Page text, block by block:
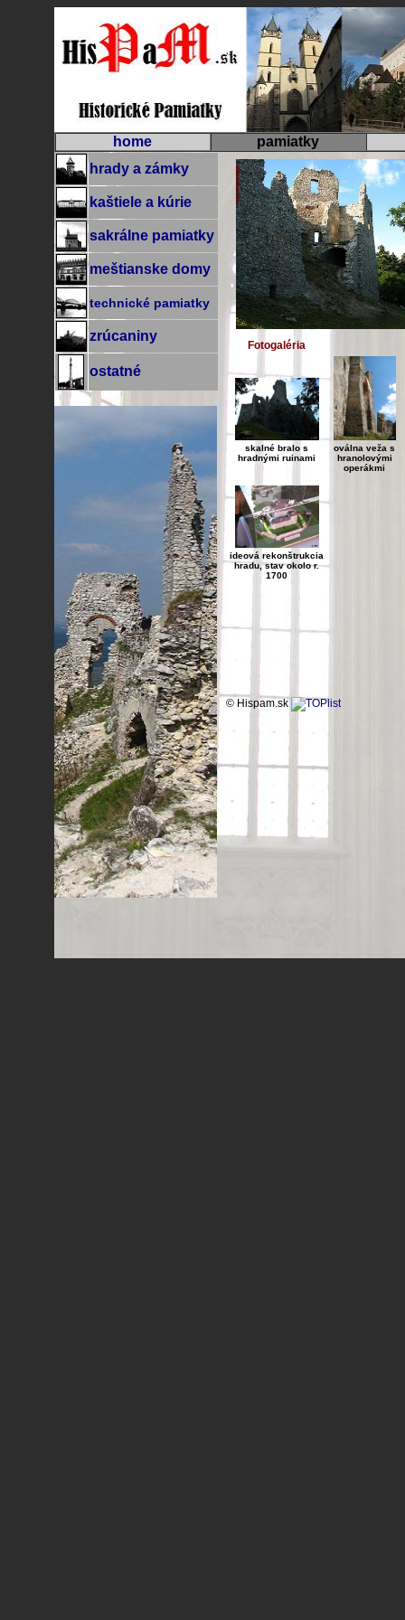
home
pamiatky
hrady a zámky
kaštiele a kúrie
sakrálne pamiatky
meštianske domy
technické pamiatky
zrúcaniny
ostatné
Fotogaléria
skalné bralo s
hradnými ruinami
oválna veža s
hranolovými
operákmi
ideová rekonštrukcia
hradu, stav okolo r.
1700
© Hispam.sk